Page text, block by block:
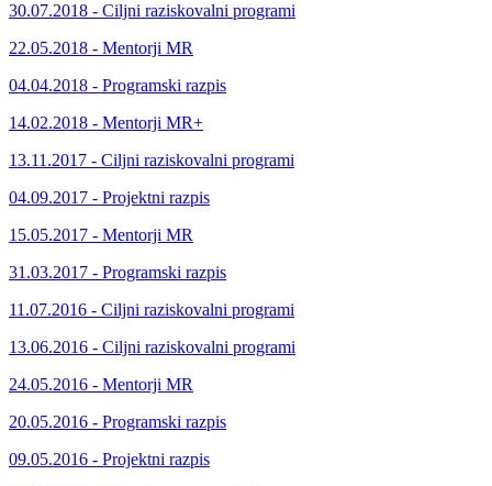
30.07.2018 - Ciljni raziskovalni programi
22.05.2018 - Mentorji MR
04.04.2018 - Programski razpis
14.02.2018 - Mentorji MR+
13.11.2017 - Ciljni raziskovalni programi
04.09.2017 - Projektni razpis
15.05.2017 - Mentorji MR
31.03.2017 - Programski razpis
11.07.2016 - Ciljni raziskovalni programi
13.06.2016 - Ciljni raziskovalni programi
24.05.2016 - Mentorji MR
20.05.2016 - Programski razpis
09.05.2016 - Projektni razpis